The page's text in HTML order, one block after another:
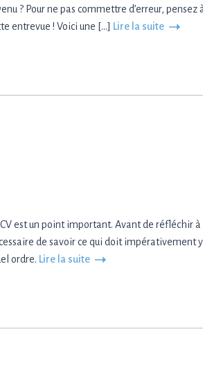
? Pour ne pas commettre d’erreur, pensez à
entrevue ! Voici une […] Lire la suite
CV est un point important. Avant de réfléchir à
de savoir ce qui doit impérativement y
ordre. Lire la suite